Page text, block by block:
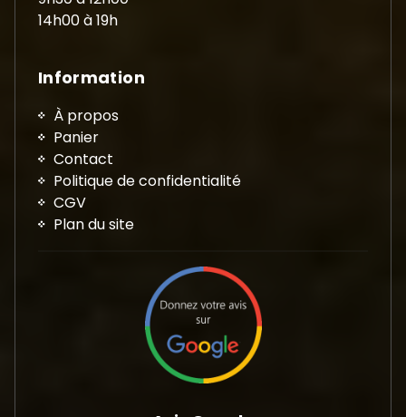
14h00 à 19h
Information
À propos
Panier
Contact
Politique de confidentialité
CGV
Plan du site